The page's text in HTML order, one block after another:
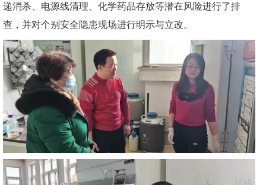
递消杀、电源线清理、化学药品存放等潜在风险进行了排
查，并对个别安全隐患现场进行明示与立改。